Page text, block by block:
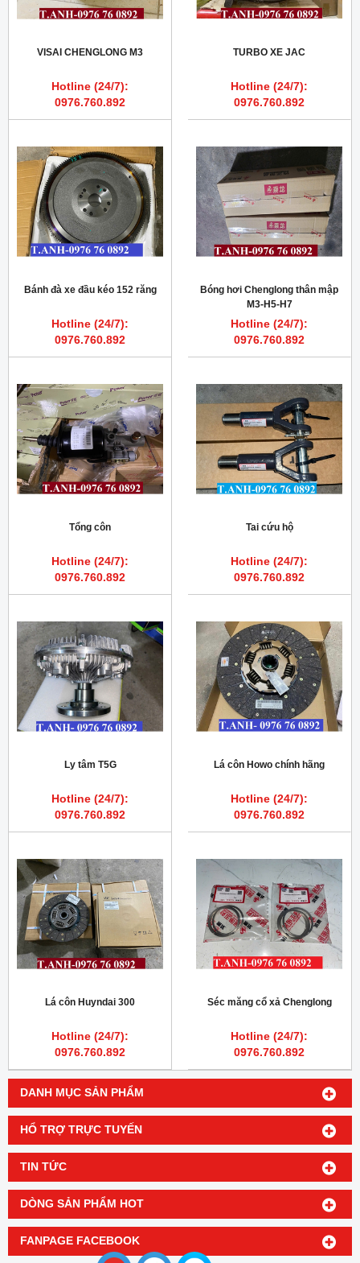
DANH MỤC SẢN PHẨM
HỔ TRỢ TRỰC TUYẾN
TIN TỨC
DÒNG SẢN PHẨM HOT
FANPAGE FACEBOOK
VISAI CHENGLONG M3
Hotline (24/7):
0976.760.892
TURBO XE JAC
Hotline (24/7):
0976.760.892
Bánh đà xe đầu kéo 152 răng
Hotline (24/7):
0976.760.892
Bóng hơi Chenglong thân mập
M3-H5-H7
Hotline (24/7):
0976.760.892
Tổng côn
Hotline (24/7):
0976.760.892
Tai cứu hộ
Hotline (24/7):
0976.760.892
Ly tâm T5G
Hotline (24/7):
0976.760.892
Lá côn Howo chính hãng
Hotline (24/7):
0976.760.892
Lá côn Huyndai 300
Hotline (24/7):
0976.760.892
Séc măng cổ xả Chenglong
Hotline (24/7):
0976.760.892